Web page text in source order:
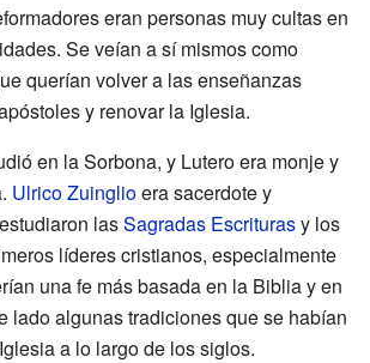
eran personas muy cultas en
Se veían a sí mismos como
querían volver a las enseñanzas
y renovar la Iglesia.
en la Sorbona, y Lutero era monje y
Ulrico Zuinglioera sacerdote y
lasSagradas Escriturasy los
líderes cristianos, especialmente
una fe más basada en la Biblia y en
lado algunas tradiciones que se habían
a lo largo de los siglos.